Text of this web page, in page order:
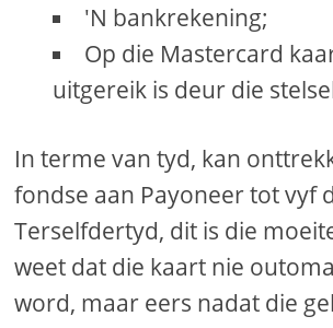
'N bankrekening;
Op die Mastercard
uitgereik is deur die
In terme van tyd, kan
fondse aan Payoneer tot vyf
Terselfdertyd, dit is die
weet dat die kaart nie
word, maar eers nadat die